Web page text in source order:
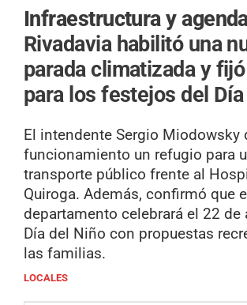
Infraestructura y
Rivadavia habilitó una
parada climatizada y
para los festejos del
El intendente Sergio Miodowsky
funcionamiento un refugio para
transporte público frente al
Quiroga. Además, confirmó que
departamento celebrará el 22 de
Día del Niño con propuestas
las familias.
LOCALES